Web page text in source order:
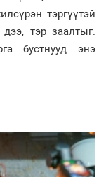
тэргүүтэй
тэр заалтыг.
бустнууд энэ